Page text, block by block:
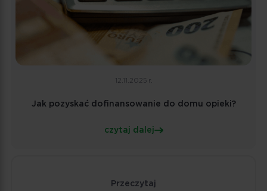
12.11.2025 r.
Jak pozyskać dofinansowanie do domu opieki?
czytaj dalej
Przeczytaj